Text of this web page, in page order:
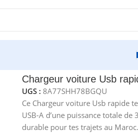
Chargeur voiture Usb
UGS :8A77SHH78BGQU
Ce Chargeur voiture Usb rapide
USB-A d’une puissance totale
durable pour tes trajets au